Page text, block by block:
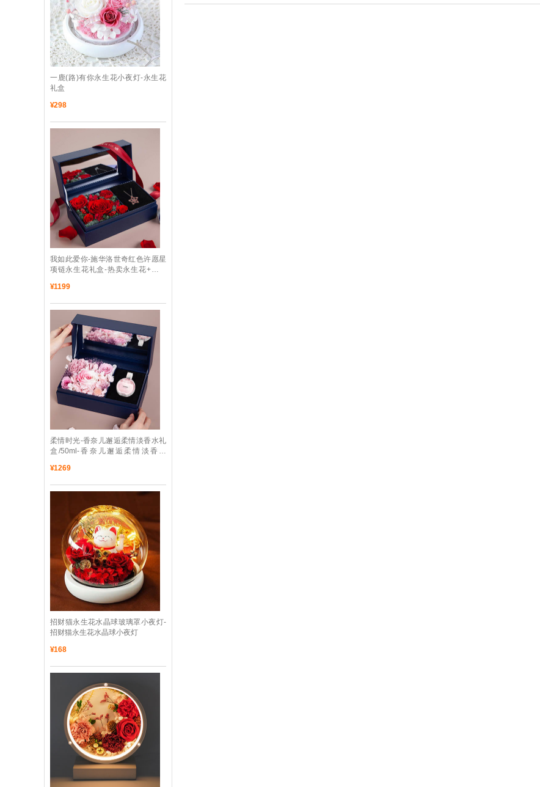
一鹿(路)有你永生花小夜灯-永生花
礼盒
¥298
我如此爱你-施华洛世奇红色许愿星
项链永生花礼盒-热卖永生花+项链
¥1199
柔情时光-香奈儿邂逅柔情淡香水礼
盒/50ml-香奈儿邂逅柔情淡香水
¥1269
招财猫永生花水晶球玻璃罩小夜灯-
招财猫永生花水晶球小夜灯
¥168